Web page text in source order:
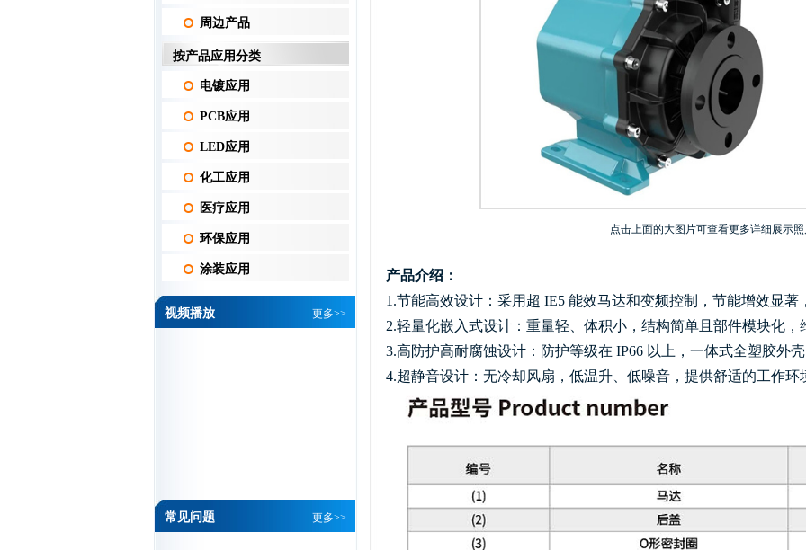
周边产品
按产品应用分类
电镀应用
PCB应用
LED应用
化工应用
医疗应用
环保应用
涂装应用
更多>>
视频播放
更多>>
常见问题
维信机械设备有限公司 黄总
我司是做PCB线路
点击上面的大图片可查看更多详细展示
产品介绍：
1.节能高效设计：采用超 IE5 能效马达和变频控制，节能增效显著
2.轻量化嵌入式设计：重量轻、体积小，结构简单且部件模块化，
3.高防护高耐腐蚀设计：防护等级在 IP66 以上，一体式全塑胶外
4.超静音设计：无冷却风扇，低温升、低噪音，提供舒适的工作环